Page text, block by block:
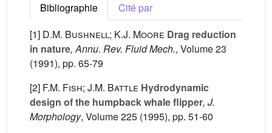
Bibliographie
Cité par
[1] D.M. Bushnell; K.J. Moore Drag reduction
in nature, Annu. Rev. Fluid Mech., Volume 23
(1991), pp. 65-79
[2] F.M. Fish; J.M. Battle Hydrodynamic
design of the humpback whale flipper, J.
Morphology, Volume 225 (1995), pp. 51-60